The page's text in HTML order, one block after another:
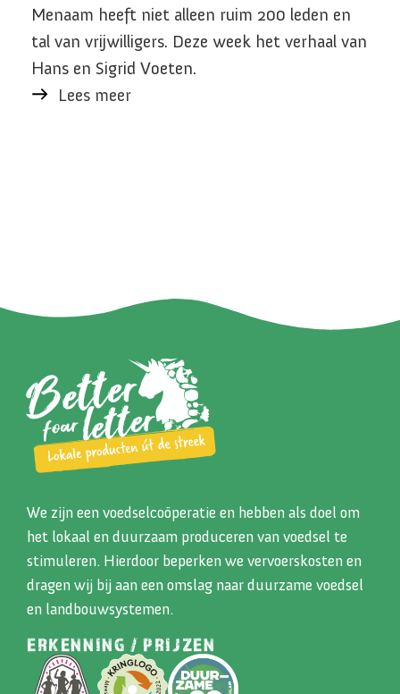
Menaam heeft niet alleen ruim 200 leden en
tal van vrijwilligers. Deze week het verhaal van
Hans en Sigrid Voeten.
Lees meer
We zijn een voedselcoöperatie en hebben als doel om
het lokaal en duurzaam produceren van voedsel te
stimuleren. Hierdoor beperken we vervoerskosten en
dragen wij bij aan een omslag naar duurzame voedsel
en landbouwsystemen.
ERKENNING / PRIJZEN